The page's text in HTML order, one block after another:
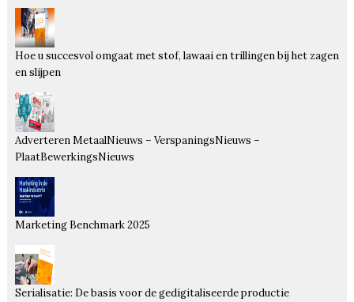
Hoe u succesvol omgaat met stof, lawaai en trillingen bij het zagen
en slijpen
Adverteren MetaalNieuws – VerspaningsNieuws –
PlaatBewerkingsNieuws
Marketing Benchmark 2025
Serialisatie: De basis voor de gedigitaliseerde productie